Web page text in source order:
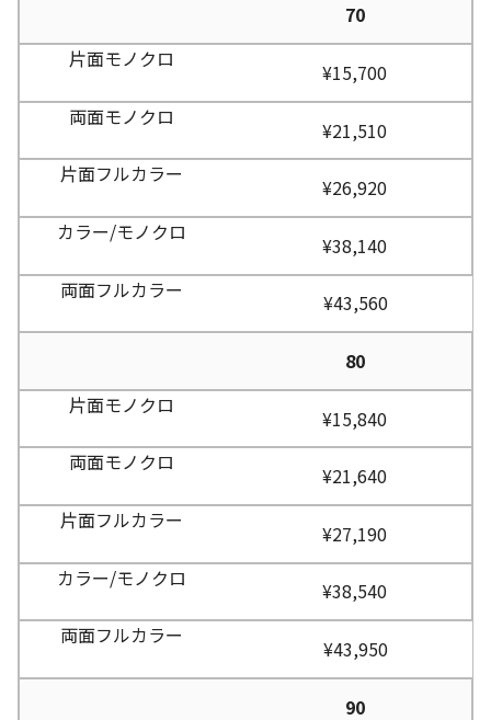
70
¥15,700
¥21,510
¥26,920
¥38,140
¥43,560
80
¥15,840
¥21,640
¥27,190
¥38,540
¥43,950
90